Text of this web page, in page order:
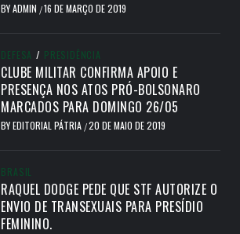
BYADMIN /16 DE MARÇO DE 2019
DEFESA / PRESIDÊNCIA
CLUBE MILITAR CONFIRMA APOIO E
PRESENÇA NOS ATOS PRÓ-BOLSONARO
MARCADOS PARA DOMINGO 26/05
BYEDITORIAL PÁTRIA /20 DE MAIO DE 2019
BRASIL
RAQUEL DODGE PEDE QUE STF AUTORIZE O
ENVIO DE TRANSEXUAIS PARA PRESÍDIO
FEMININO.